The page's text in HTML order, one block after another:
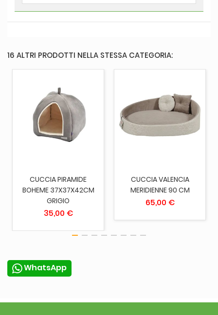
16 ALTRI PRODOTTI NELLA STESSA CATEGORIA:
CUCCIA PIRAMIDE
BOHEME 37X37X42CM
GRIGIO
35,00 €
CUCCIA VALENCIA
MERIDIENNE 90 CM
65,00 €
WhatsApp